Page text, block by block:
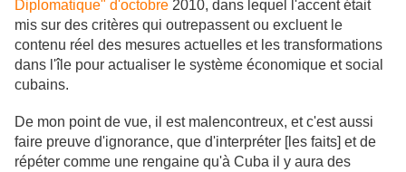
Diplomatique" d'octobre 2010, dans lequel l'accent était
mis sur des critères qui outrepassent ou excluent le
contenu réel des mesures actuelles et les transformations
dans l'île pour actualiser le système économique et social
cubains.
De mon point de vue, il est malencontreux, et c'est aussi
faire preuve d'ignorance, que d'interpréter [les faits] et de
répéter comme une rengaine qu'à Cuba il y aura des